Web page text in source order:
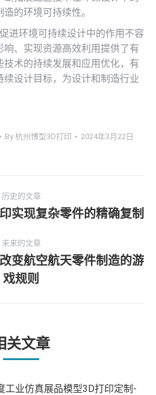
的环境可持续性。
进环境可持续设计中的作用不容
、实现资源高效利用提供了有
术的持续发展和应用优化，有
设计目标，为设计和制造行业
By杭州博型3D打印 2024年3月22日
历史的文章
历
的
文
章：
实现复杂零件的精确复制
未来的文章
未
来
变航空航天零件制造的游
戏规则
关文章
工业仿真展品模型3D打印定制-